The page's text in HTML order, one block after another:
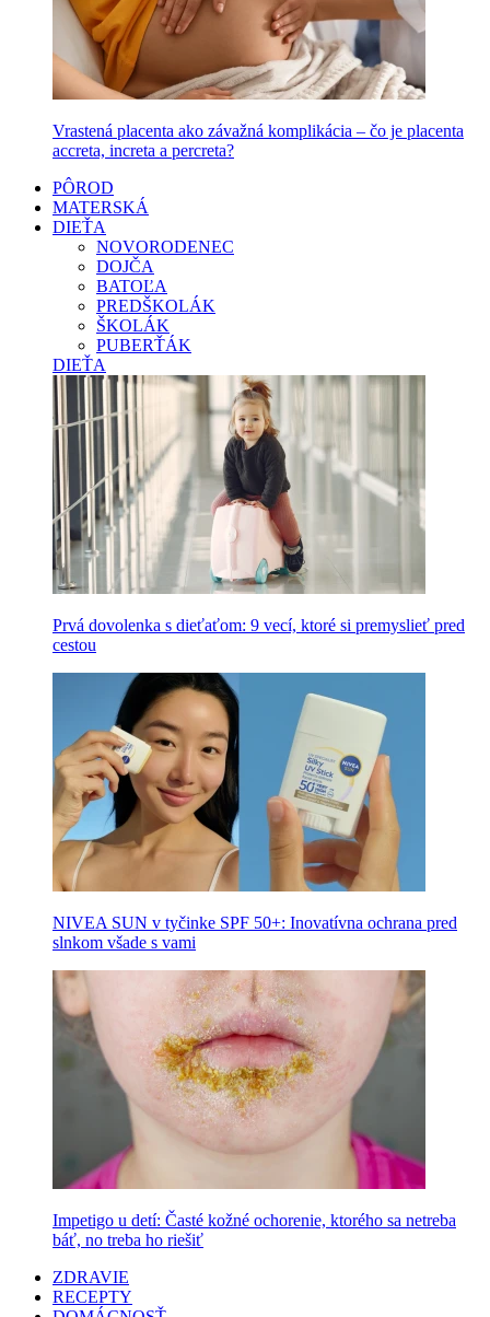
Vrastená placenta ako závažná komplikácia – čo je placenta
accreta, increta a percreta?
PÔROD
MATERSKÁ
DIEŤA
NOVORODENEC
DOJČA
BATOĽA
PREDŠKOLÁK
ŠKOLÁK
PUBERŤÁK
DIEŤA
Prvá dovolenka s dieťaťom: 9 vecí, ktoré si premyslieť pred
cestou
NIVEA SUN v tyčinke SPF 50+: Inovatívna ochrana pred
slnkom všade s vami
Impetigo u detí: Časté kožné ochorenie, ktorého sa netreba
báť, no treba ho riešiť
ZDRAVIE
RECEPTY